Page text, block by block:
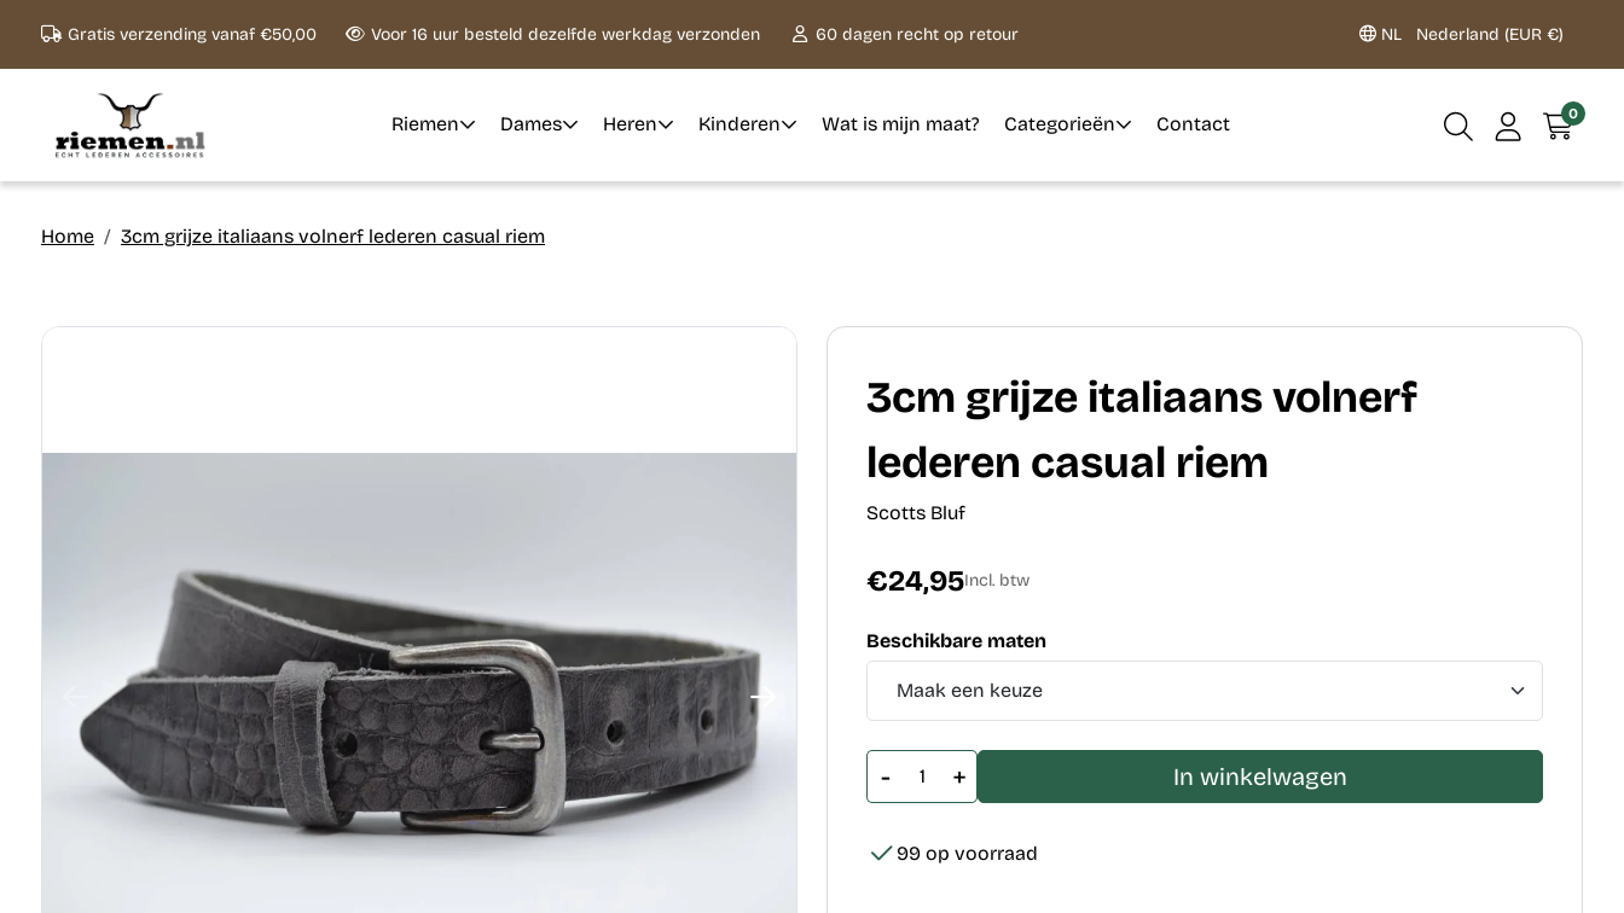
Gratis verzending vanaf €50,00 Voor 16 uur besteld dezelfde werkdag verzonden 60 dagen recht op retour NL Nederland (EUR €)
Riemen Dames Heren Kinderen Wat is mijn maat? Categorieën Contact 0
Home 3cm grijze italiaans volnerf lederen casual riem
3cm grijze italiaans volnerf
lederen casual riem
Scotts Bluf
€24,95Incl. btw
Beschikbare maten
- + In winkelwagen
99 op voorraad